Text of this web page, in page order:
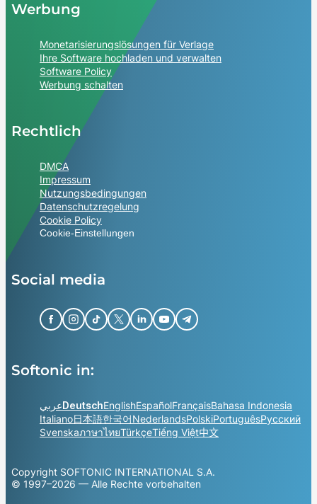
Werbung
Monetarisierungslösungen für Verlage
Ihre Software hochladen und verwalten
Software Policy
Werbung schalten
Rechtlich
DMCA
Impressum
Nutzungsbedingungen
Datenschutzregelung
Cookie Policy
Cookie-Einstellungen
Social media
Softonic in:
عربيDeutschEnglishEspañolFrançaisBahasa Indonesia
Italiano日本語한국어NederlandsPolskiPortuguêsРусский
SvenskaภาษาไทยTürkçeTiếng Việt中文
Copyright SOFTONIC INTERNATIONAL S.A.
© 1997–2026 — Alle Rechte vorbehalten